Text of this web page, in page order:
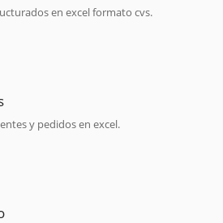
en excel formato cvs.
y pedidos en excel.